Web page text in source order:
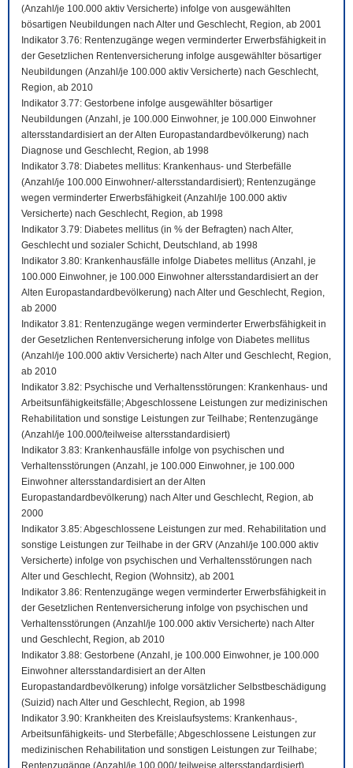
(Anzahl/je 100.000 aktiv Versicherte) infolge von ausgewählten
bösartigen Neubildungen nach Alter und Geschlecht, Region, ab 2001
Indikator 3.76: Rentenzugänge wegen verminderter Erwerbsfähigkeit in
der Gesetzlichen Rentenversicherung infolge ausgewählter bösartiger
Neubildungen (Anzahl/je 100.000 aktiv Versicherte) nach Geschlecht,
Region, ab 2010
Indikator 3.77: Gestorbene infolge ausgewählter bösartiger
Neubildungen (Anzahl, je 100.000 Einwohner, je 100.000 Einwohner
altersstandardisiert an der Alten Europastandardbevölkerung) nach
Diagnose und Geschlecht, Region, ab 1998
Indikator 3.78: Diabetes mellitus: Krankenhaus- und Sterbefälle
(Anzahl/je 100.000 Einwohner/-altersstandardisiert); Rentenzugänge
wegen verminderter Erwerbsfähigkeit (Anzahl/je 100.000 aktiv
Versicherte) nach Geschlecht, Region, ab 1998
Indikator 3.79: Diabetes mellitus (in % der Befragten) nach Alter,
Geschlecht und sozialer Schicht, Deutschland, ab 1998
Indikator 3.80: Krankenhausfälle infolge Diabetes mellitus (Anzahl, je
100.000 Einwohner, je 100.000 Einwohner altersstandardisiert an der
Alten Europastandardbevölkerung) nach Alter und Geschlecht, Region,
ab 2000
Indikator 3.81: Rentenzugänge wegen verminderter Erwerbsfähigkeit in
der Gesetzlichen Rentenversicherung infolge von Diabetes mellitus
(Anzahl/je 100.000 aktiv Versicherte) nach Alter und Geschlecht, Region,
ab 2010
Indikator 3.82: Psychische und Verhaltensstörungen: Krankenhaus- und
Arbeitsunfähigkeitsfälle; Abgeschlossene Leistungen zur medizinischen
Rehabilitation und sonstige Leistungen zur Teilhabe; Rentenzugänge
(Anzahl/je 100.000/teilweise altersstandardisiert)
Indikator 3.83: Krankenhausfälle infolge von psychischen und
Verhaltensstörungen (Anzahl, je 100.000 Einwohner, je 100.000
Einwohner altersstandardisiert an der Alten
Europastandardbevölkerung) nach Alter und Geschlecht, Region, ab
2000
Indikator 3.85: Abgeschlossene Leistungen zur med. Rehabilitation und
sonstige Leistungen zur Teilhabe in der GRV (Anzahl/je 100.000 aktiv
Versicherte) infolge von psychischen und Verhaltensstörungen nach
Alter und Geschlecht, Region (Wohnsitz), ab 2001
Indikator 3.86: Rentenzugänge wegen verminderter Erwerbsfähigkeit in
der Gesetzlichen Rentenversicherung infolge von psychischen und
Verhaltensstörungen (Anzahl/je 100.000 aktiv Versicherte) nach Alter
und Geschlecht, Region, ab 2010
Indikator 3.88: Gestorbene (Anzahl, je 100.000 Einwohner, je 100.000
Einwohner altersstandardisiert an der Alten
Europastandardbevölkerung) infolge vorsätzlicher Selbstbeschädigung
(Suizid) nach Alter und Geschlecht, Region, ab 1998
Indikator 3.90: Krankheiten des Kreislaufsystems: Krankenhaus-,
Arbeitsunfähigkeits- und Sterbefälle; Abgeschlossene Leistungen zur
medizinischen Rehabilitation und sonstigen Leistungen zur Teilhabe;